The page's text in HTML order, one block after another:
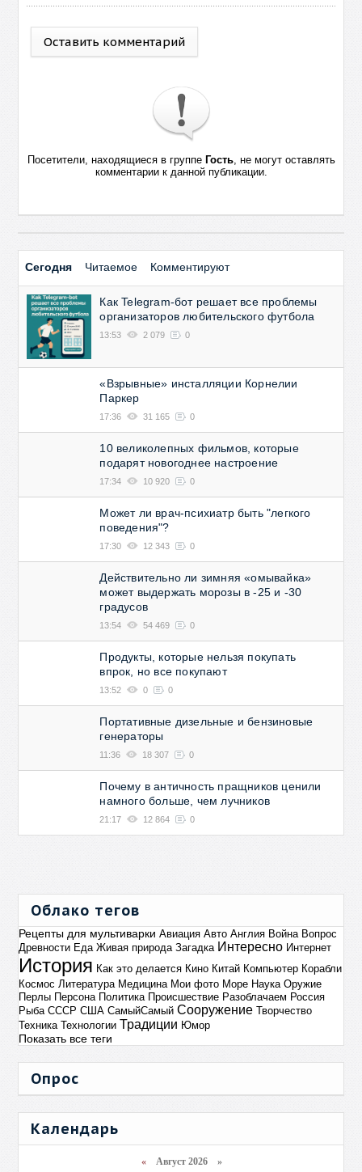
Оставить комментарий
Посетители, находящиеся в группе Гость, не могут оставлять
комментарии к данной публикации.
Сегодня Читаемое Комментируют
Как Telegram-бот решает все проблемы
организаторов любительского футбола
13:53 2 079 0
«Взрывные» инсталляции Корнелии
Паркер
17:36 31 165 0
10 великолепных фильмов, которые
подарят новогоднее настроение
17:34 10 920 0
Может ли врач-психиатр быть "легкого
поведения"?
17:30 12 343 0
Действительно ли зимняя «омывайка»
может выдержать морозы в -25 и -30
градусов
13:54 54 469 0
Продукты, которые нельзя покупать
впрок, но все покупают
13:52 0 0
Портативные дизельные и бензиновые
генераторы
11:36 18 307 0
Почему в античность пращников ценили
намного больше, чем лучников
21:17 12 864 0
Облако тегов
Рецепты для мультиварки Авиация Авто Англия Война Вопрос
Древности Еда Живая природа Загадка Интересно Интернет
История Как это делается Кино Китай Компьютер Корабли
Космос Литература Медицина Мои фото Море Наука Оружие
Перлы Персона Политика Происшествие Разоблачаем Россия
Рыба СССР США СамыйСамый Сооружение Творчество
Техника Технологии Традиции Юмор
Показать все теги
Опрос
Календарь
«Август 2026 »